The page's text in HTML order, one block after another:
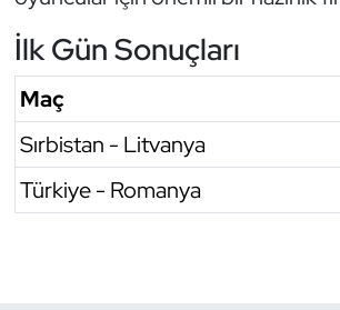
İlk Gün Sonuçları
Maç
Sırbistan - Litvanya
Türkiye - Romanya
Satranç
Su Topu
Sualtı Sporları